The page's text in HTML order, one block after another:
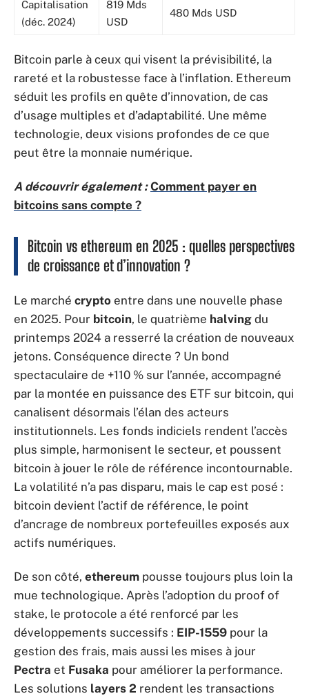
Capitalisation
(déc. 2024)
819 Mds
USD
480 Mds USD
Bitcoin parle à ceux qui visent la prévisibilité, la
rareté et la robustesse face à l’inflation. Ethereum
séduit les profils en quête d’innovation, de cas
d’usage multiples et d’adaptabilité. Une même
technologie, deux visions profondes de ce que
peut être la monnaie numérique.
A découvrir également : Comment payer en
bitcoins sans compte ?
Bitcoin vs ethereum en 2025 : quelles perspectives
de croissance et d’innovation ?
Le marché crypto entre dans une nouvelle phase
en 2025. Pour bitcoin, le quatrième halving du
printemps 2024 a resserré la création de nouveaux
jetons. Conséquence directe ? Un bond
spectaculaire de +110 % sur l’année, accompagné
par la montée en puissance des ETF sur bitcoin, qui
canalisent désormais l’élan des acteurs
institutionnels. Les fonds indiciels rendent l’accès
plus simple, harmonisent le secteur, et poussent
bitcoin à jouer le rôle de référence incontournable.
La volatilité n’a pas disparu, mais le cap est posé :
bitcoin devient l’actif de référence, le point
d’ancrage de nombreux portefeuilles exposés aux
actifs numériques.
De son côté, ethereum pousse toujours plus loin la
mue technologique. Après l’adoption du proof of
stake, le protocole a été renforcé par les
développements successifs : EIP-1559 pour la
gestion des frais, mais aussi les mises à jour
Pectra et Fusaka pour améliorer la performance.
Les solutions layers 2 rendent les transactions